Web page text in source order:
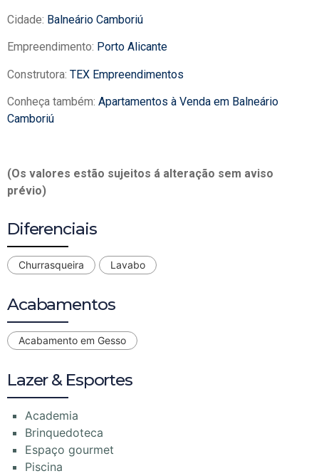
Cidade: Balneário Camboriú
Empreendimento: Porto Alicante
Construtora: TEX Empreendimentos
Conheça também: Apartamentos à Venda em Balneário
Camboriú
(Os valores estão sujeitos á alteração sem aviso
prévio)
Diferenciais
Churrasqueira Lavabo
Acabamentos
Acabamento em Gesso
Lazer & Esportes
Academia
Brinquedoteca
Espaço gourmet
Piscina